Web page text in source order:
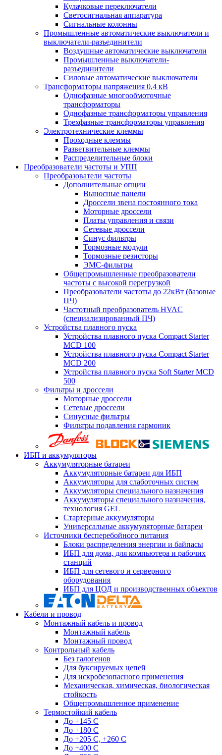
Кулачковые переключатели
Светосигнальная аппаратура
Сигнальные колонны
Промышленные автоматические выключатели и
выключатели-разъединители
Воздушные автоматические выключатели
Промышленные выключатели-
разъединители
Силовые автоматические выключатели
Трансформаторы напряжения 0,4 кВ
Однофазные многообмоточные
трансформаторы
Однофазные трансформаторы управления
Трехфазные трансформаторы управления
Электротехнические клеммы
Проходные клеммы
Разветвительные клеммы
Распределительные блоки
Преобразователи частоты и УПП
Преобразователи частоты
Дополнительные опции
Выносные панели
Дроссели звена постоянного тока
Моторные дроссели
Платы управления и связи
Сетевые дроссели
Синус фильтры
Тормозные модули
Тормозные резисторы
ЭМС-фильтры
Общепромышленные преобразователи
частоты с высокой перегрузкой
Преобразователи частоты до 22кВт (базовые
ПЧ)
Частотный преобразователь HVAC
(специализированный ПЧ)
Устройства плавного пуска
Устройства плавного пуска Compact Starter
MCD 100
Устройства плавного пуска Compact Starter
MCD 200
Устройства плавного пуска Soft Starter MCD
500
Фильтры и дроссели
Моторные дроссели
Сетевые дроссели
Синусные фильтры
Фильтры подавления гармоник
ИБП и аккумуляторы
Аккумуляторные батареи
Аккумуляторные батареи для ИБП
Аккумуляторы для слаботочных систем
Аккумуляторы специального назначения
Аккумуляторы специального назначения,
технология GEL
Стартерные аккумуляторы
Универсальные аккумуляторные батареи
Источники бесперебойного питания
Блоки распределения энергии и байпасы
ИБП для дома, для компьютера и рабочих
станций
ИБП для сетевого и серверного
оборудования
ИБП для ЦОД и производственных объектов
Кабели и провод
Монтажный кабель и провод
Монтажный кабель
Монтажный провод
Контрольный кабель
Без галогенов
Для буксируемых цепей
Для искробезопасного применения
Механическая, химическая, биологическая
стойкость
Общепромышленное применение
Термостойкий кабель
До +145 С
До +180 C
До +205 С, +260 С
До +400 C